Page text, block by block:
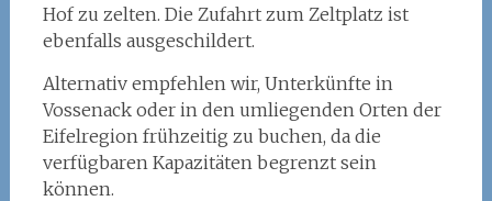
Hof zu zelten. Die Zufahrt zum Zeltplatz ist
ebenfalls ausgeschildert.
Alternativ empfehlen wir, Unterkünfte in
Vossenack oder in den umliegenden Orten der
Eifelregion frühzeitig zu buchen, da die
verfügbaren Kapazitäten begrenzt sein
können.